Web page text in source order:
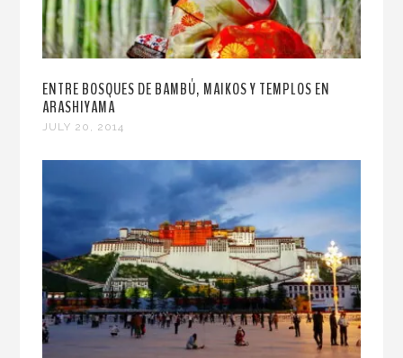
ENTRE BOSQUES DE BAMBÚ, MAIKOS Y TEMPLOS EN
ARASHIYAMA
JULY 20, 2014